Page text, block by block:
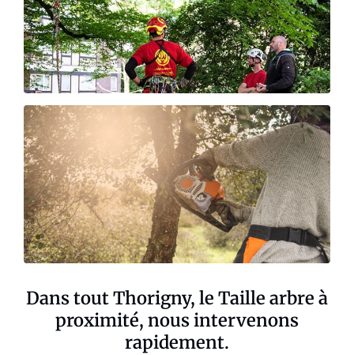
Dans tout Thorigny, le Taille arbre à
proximité, nous intervenons
rapidement.